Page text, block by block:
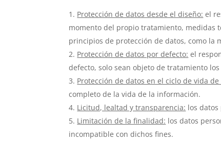
Protección de datos desde el diseño: el
momento del propio tratamiento, medidas
principios de protección de datos, como la
Protección de datos por defecto: el
defecto, solo sean objeto de tratamiento
Protección de datos en el ciclo de vida
completo de la vida de la información.
Licitud, lealtad y transparencia: los
Limitación de la finalidad: los datos
incompatible con dichos fines.